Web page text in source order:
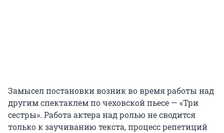
Замысел постановки возник во время работы над
другим спектаклем по чеховской пьесе — «Три
сестры». Работа актера над ролью не сводится
только к заучиванию текста, процесс репетиций